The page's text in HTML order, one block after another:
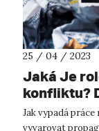
25 / 04 / 2023
Jaká Je
konfliktu?
Jak vypadá
vyvarovat